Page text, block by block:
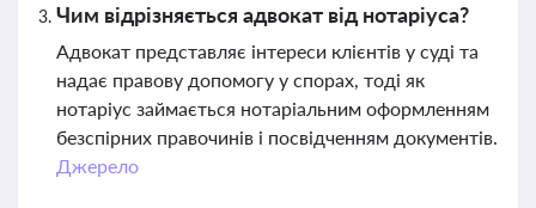
Чим відрізняється адвокат від нотаріуса?
Адвокат представляє інтереси клієнтів у суді та
надає правову допомогу у спорах, тоді як
нотаріус займається нотаріальним оформленням
безспірних правочинів і посвідченням документів.
Джерело